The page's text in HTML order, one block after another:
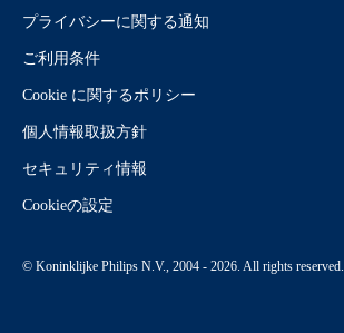
プライバシーに関する通知
ご利用条件
Cookie に関するポリシー
個人情報取扱方針
セキュリティ情報
Cookieの設定
© Koninklijke Philips N.V., 2004 - 2026. All rights reserved.